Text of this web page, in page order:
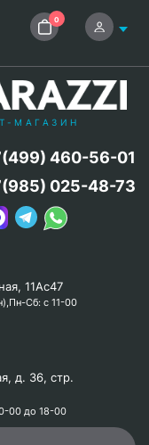
0
МАГАЗИН
11Ас47
Сб: с 11-00
д. 36, стр.
00 до 18-00
460-56-01
025-48-73